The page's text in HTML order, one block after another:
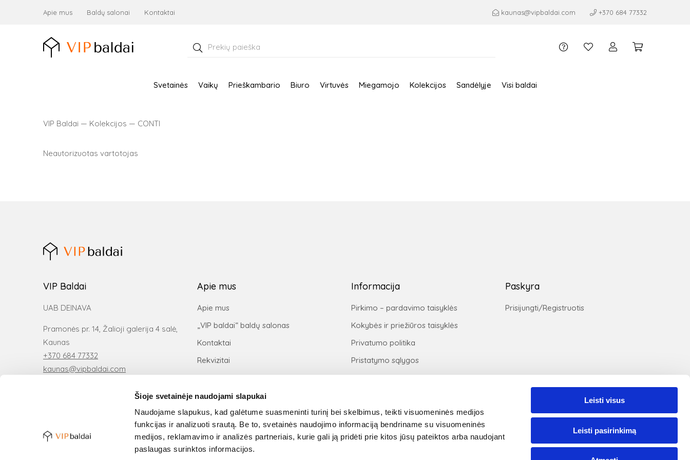
Šioje svetainėje naudojami slapukai
Naudojame slapukus, kad galėtume suasmeninti turinį bei skelbimus, teikti visuomeninės medijos
funkcijas ir analizuoti srautą. Be to, svetainės naudojimo informaciją bendriname su visuomeninės
medijos, reklamavimo ir analizės partneriais, kurie gali ją pridėti prie kitos jūsų pateiktos arba naudojant
paslaugas surinktos informacijos.
Leisti visus
Leisti pasirinkimą
Apie mus Baldų salonai Kontaktai kaunas@vipbaldai.com +370 684 77332
Ieškoti:
Svetainės Vaikų Prieškambario Biuro Virtuvės Miegamojo Kolekcijos Sandėlyje Visi baldai
VIP Baldai — Kolekcijos — CONTI
Neautorizuotas vartotojas
VIP Baldai
UAB DEINAVA
Pramonės pr. 14, Žalioji galerija 4 salė,
Kaunas
+370 684 77332
kaunas@vipbaldai.com
Apie mus
Apie mus
„VIP baldai“ baldų salonas
Kontaktai
Rekvizitai
Informacija
Pirkimo – pardavimo taisyklės
Kokybės ir priežiūros taisyklės
Privatumo politika
Pristatymo sąlygos
Prekių grąžinimo taisyklės
Apmokėjimas
Paskyra
Prisijungti/Registruotis
Mūsų svetainėje naudojami slapukai, kad užtikrintume
jums teikiamų paslaugų kokybę. Tęsdami naršymą jūs